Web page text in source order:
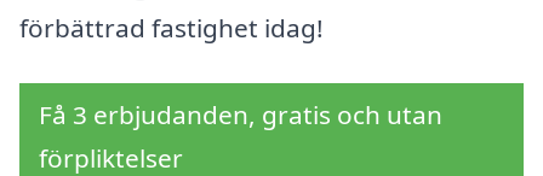
förbättrad fastighet idag!
Få 3 erbjudanden, gratis och utan
förpliktelser